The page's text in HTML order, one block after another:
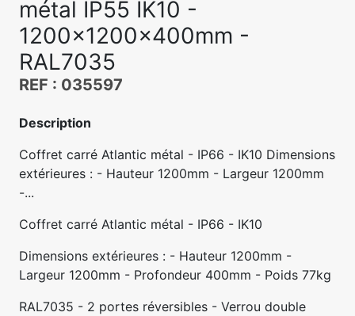
métal IP55 IK10 -
1200x1200x400mm -
RAL7035
REF : 035597
Description
Coffret carré Atlantic métal - IP66 - IK10 Dimensions
extérieures : - Hauteur 1200mm - Largeur 1200mm
-...
Coffret carré Atlantic métal - IP66 - IK10
Dimensions extérieures : - Hauteur 1200mm -
Largeur 1200mm - Profondeur 400mm - Poids 77kg
RAL7035 - 2 portes réversibles - Verrou double